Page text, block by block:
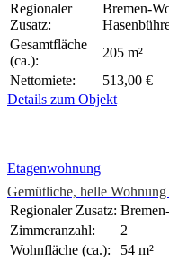
Regionaler
Zusatz:
Bremen-
Gesamtfläche
(ca.):
205 m²
Nettomiete:
513,00 €
Details zum Objekt
Etagenwohnung
Gemütliche, helle Wohnung
Regionaler Zusatz:
Zimmeranzahl:
2
Wohnfläche (ca.):
54 m²